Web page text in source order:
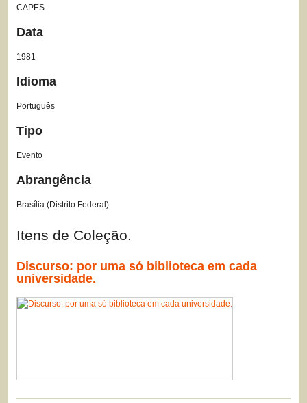
CAPES
Data
1981
Idioma
Português
Tipo
Evento
Abrangência
Brasília (Distrito Federal)
Itens de Coleção.
Discurso: por uma só biblioteca em cada
universidade.